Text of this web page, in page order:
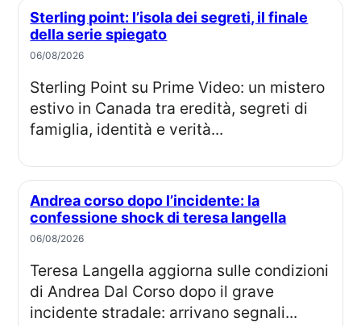
Sterling point: l’isola dei segreti, il finale
della serie spiegato
06/08/2026
Sterling Point su Prime Video: un mistero
estivo in Canada tra eredità, segreti di
famiglia, identità e verità...
Andrea corso dopo l’incidente: la
confessione shock di teresa langella
06/08/2026
Teresa Langella aggiorna sulle condizioni
di Andrea Dal Corso dopo il grave
incidente stradale: arrivano segnali...